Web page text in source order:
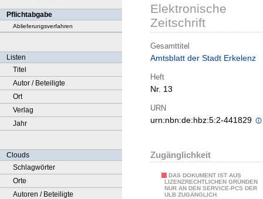
Pflichtabgabe
Ablieferungsverfahren
Listen
Titel
Autor / Beteiligte
Ort
Verlag
Jahr
Clouds
Schlagwörter
Orte
Autoren / Beteiligte
Elektronische
Zeitschrift
Gesamttitel
Amtsblatt der Stadt Erkelenz
Heft
Nr. 13
URN
urn:nbn:de:hbz:5:2-441829
Zugänglichkeit
DAS DOKUMENT IST AUS
LIZENZRECHTLICHEN GRÜNDEN
NUR AN DEN SERVICE-PCS DER
ULB ZUGÄNGLICH.